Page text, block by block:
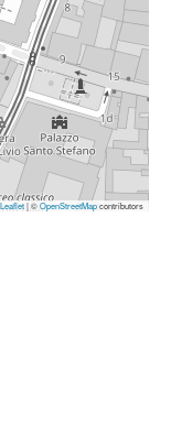
Leaflet| ©OpenStreetMapcontributors